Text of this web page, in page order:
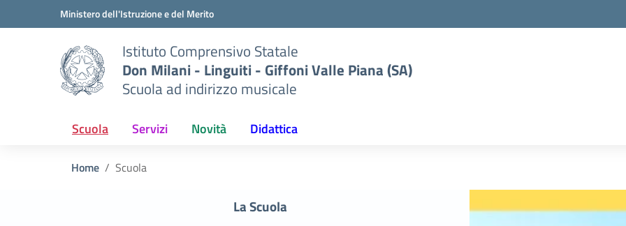
Vai ai contenuti
Vai al menu di navigazioneMinistero dell'Istruzione e del Merito
Istituto Comprensivo Statale
Don Milani - Linguiti - Giffoni Valle Piana (SA)
Scuola ad indirizzo musicale
Scuola Servizi Novità Didattica
Home Scuola
La Scuola